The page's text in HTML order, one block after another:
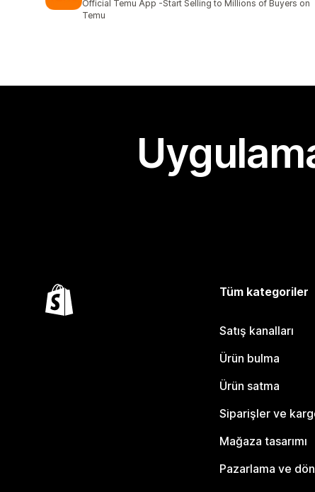
Official Temu App -Start Selling to Millions of Buyers on
Temu
Tüm kategoriler
Satış kanalları
Ürün bulma
Ürün satma
Siparişler ve
Mağaza tasarımı
Pazarlama ve